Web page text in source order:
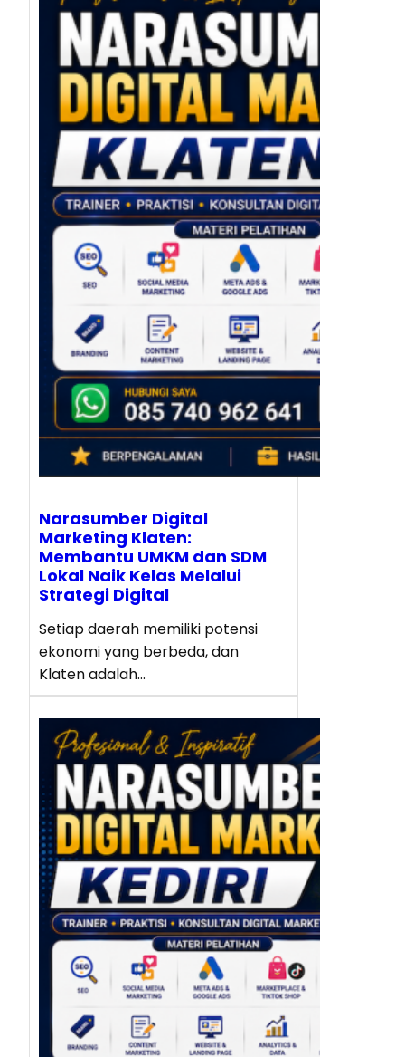
Narasumber Digital
Marketing Klaten:
Membantu UMKM dan SDM
Lokal Naik Kelas Melalui
Strategi Digital
Setiap daerah memiliki potensi
ekonomi yang berbeda, dan
Klaten adalah…